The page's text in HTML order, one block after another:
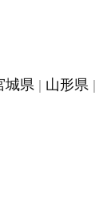
城県 山形県